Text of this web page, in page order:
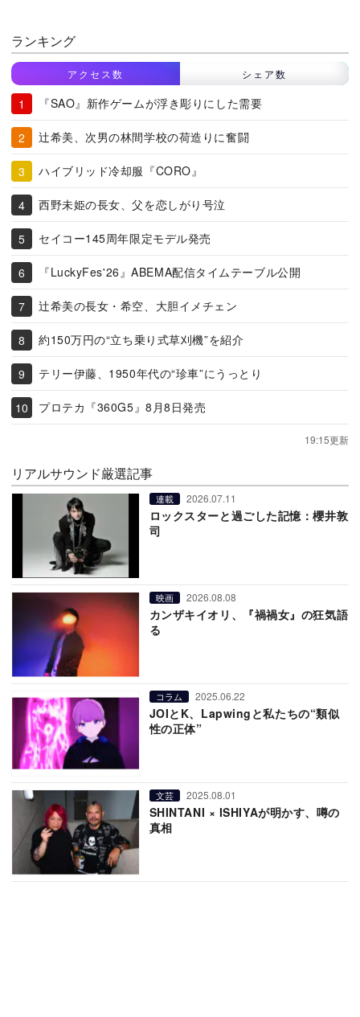
ランキング
アクセス数 シェア数
『SAO』新作ゲームが浮き彫りにした需要
辻希美、次男の林間学校の荷造りに奮闘
ハイブリッド冷却服『CORO』
西野未姫の長女、父を恋しがり号泣
セイコー145周年限定モデル発売
『LuckyFes'26』ABEMA配信タイムテーブル公開
辻希美の長女・希空、大胆イメチェン
約150万円の“立ち乗り式草刈機”を紹介
テリー伊藤、1950年代の“珍車”にうっとり
プロテカ『360G5』8月8日発売
19:15更新
リアルサウンド厳選記事
連載 2026.07.11
ロックスターと過ごした記憶：櫻井敦
司
映画 2026.08.08
カンザキイオリ、『禍禍女』の狂気語
る
コラム 2025.06.22
JOIとK、Lapwingと私たちの“類似
性の正体”
文芸 2025.08.01
SHINTANI × ISHIYAが明かす、噂の
真相